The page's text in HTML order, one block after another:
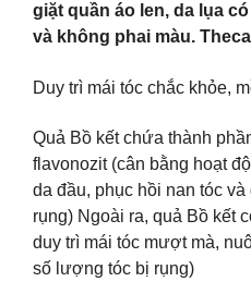
giặt quần áo len, da lụa
và không phai màu.
Duy trì mái tóc chắc khỏe,
Quả Bồ kết chứa thành
flavonozit (cân bằng hoạt
da đầu, phục hồi nan tóc
rụng) Ngoài ra, quả Bồ kết
duy trì mái tóc mượt mà,
số lượng tóc bị rụng)